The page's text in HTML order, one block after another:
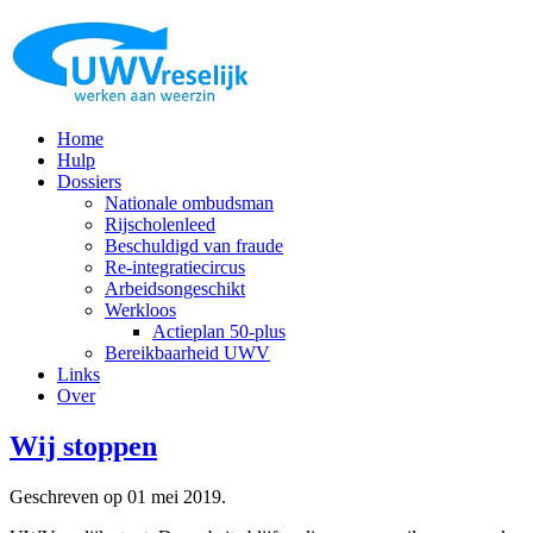
Home
Hulp
Dossiers
Nationale ombudsman
Rijscholenleed
Beschuldigd van fraude
Re-integratiecircus
Arbeidsongeschikt
Werkloos
Actieplan 50-plus
Bereikbaarheid UWV
Links
Over
Wij stoppen
Geschreven op 01 mei 2019.